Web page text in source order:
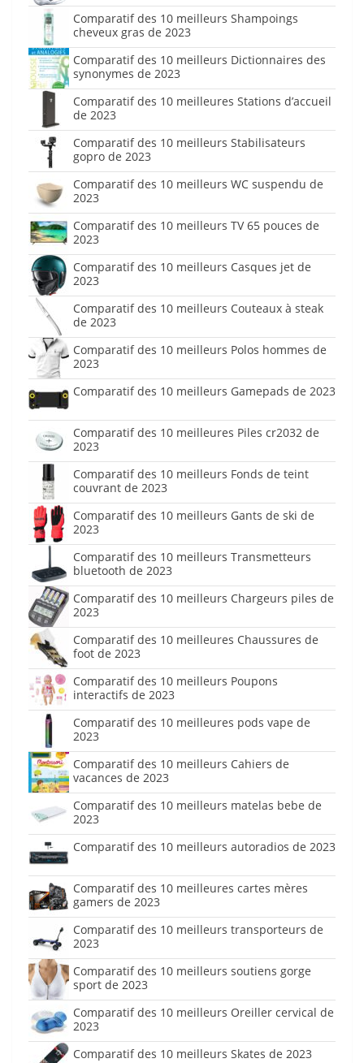
Comparatif des 10 meilleurs Shampoings
cheveux gras de 2023
Comparatif des 10 meilleurs Dictionnaires des
synonymes de 2023
Comparatif des 10 meilleures Stations d’accueil
de 2023
Comparatif des 10 meilleurs Stabilisateurs
gopro de 2023
Comparatif des 10 meilleurs WC suspendu de
2023
Comparatif des 10 meilleurs TV 65 pouces de
2023
Comparatif des 10 meilleurs Casques jet de
2023
Comparatif des 10 meilleurs Couteaux à steak
de 2023
Comparatif des 10 meilleurs Polos hommes de
2023
Comparatif des 10 meilleurs Gamepads de 2023
Comparatif des 10 meilleures Piles cr2032 de
2023
Comparatif des 10 meilleurs Fonds de teint
couvrant de 2023
Comparatif des 10 meilleurs Gants de ski de
2023
Comparatif des 10 meilleurs Transmetteurs
bluetooth de 2023
Comparatif des 10 meilleurs Chargeurs piles de
2023
Comparatif des 10 meilleures Chaussures de
foot de 2023
Comparatif des 10 meilleurs Poupons
interactifs de 2023
Comparatif des 10 meilleures pods vape de
2023
Comparatif des 10 meilleurs Cahiers de
vacances de 2023
Comparatif des 10 meilleurs matelas bebe de
2023
Comparatif des 10 meilleurs autoradios de 2023
Comparatif des 10 meilleures cartes mères
gamers de 2023
Comparatif des 10 meilleurs transporteurs de
2023
Comparatif des 10 meilleurs soutiens gorge
sport de 2023
Comparatif des 10 meilleurs Oreiller cervical de
2023
Comparatif des 10 meilleurs Skates de 2023